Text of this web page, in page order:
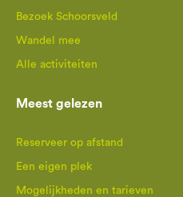
Bezoek Schoorsveld
Wandel mee
Alle activiteiten
Meest gelezen
Reserveer op afstand
Een eigen plek
Mogelijkheden en tarieven